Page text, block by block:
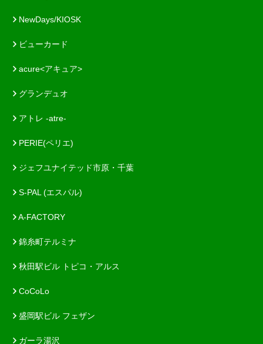
NewDays/KIOSK
ビューカード
acure<アキュア>
グランデュオ
アトレ -atre-
PERIE(ペリエ)
ジェフユナイテッド市原・千葉
S-PAL (エスパル)
A-FACTORY
錦糸町テルミナ
秋田駅ビル トピコ・アルス
CoCoLo
盛岡駅ビル フェザン
ガーラ湯沢